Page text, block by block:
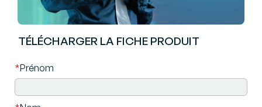
TÉLÉCHARGER LA FICHE PRODUIT
*Prénom